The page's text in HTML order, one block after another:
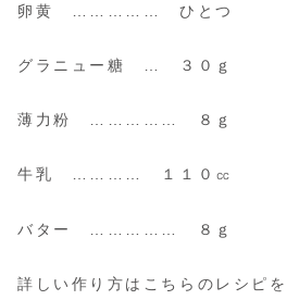
卵黄 …………… ひとつ
グラニュー糖 … ３０ｇ
薄力粉 …………… ８ｇ
牛乳 ………… １１０㏄
バター …………… ８ｇ
詳しい作り方はこちらのレシピ